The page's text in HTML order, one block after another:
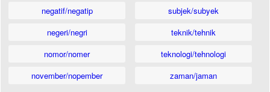
negatif/negatip
negeri/negri
nomor/nomer
november/nopember
subjek/subyek
teknik/tehnik
teknologi/tehnologi
zaman/jaman